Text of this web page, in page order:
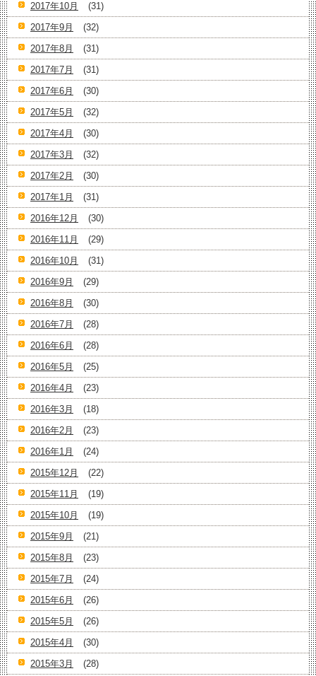
2017年10月
(31)
2017年9月
(32)
2017年8月
(31)
2017年7月
(31)
2017年6月
(30)
2017年5月
(32)
2017年4月
(30)
2017年3月
(32)
2017年2月
(30)
2017年1月
(31)
2016年12月
(30)
2016年11月
(29)
2016年10月
(31)
2016年9月
(29)
2016年8月
(30)
2016年7月
(28)
2016年6月
(28)
2016年5月
(25)
2016年4月
(23)
2016年3月
(18)
2016年2月
(23)
2016年1月
(24)
2015年12月
(22)
2015年11月
(19)
2015年10月
(19)
2015年9月
(21)
2015年8月
(23)
2015年7月
(24)
2015年6月
(26)
2015年5月
(26)
2015年4月
(30)
2015年3月
(28)